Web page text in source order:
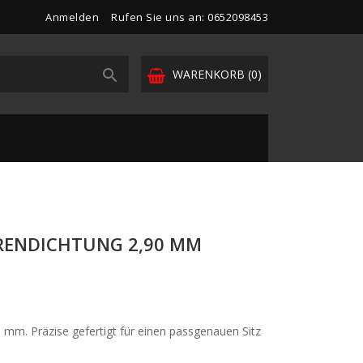
Anmelden Rufen Sie uns an: 0652098453
WARENKORB (0)

2,90 MM
Präzise gefertigt für einen passgenauen Sitz